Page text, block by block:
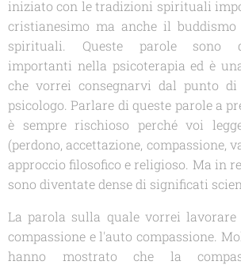
iniziato con le tradizioni spirituali
cristianesimo ma anche il
spirituali. Queste parole sono
importanti nella psicoterapia ed è
che vorrei consegnarvi dal punto di
psicologo. Parlare di queste parole a
è sempre rischioso perché voi
(perdono, accettazione, compassione,
approccio filosofico e religioso. Ma in
sono diventate dense di significati
La parola sulla quale vorrei
compassione e l'auto compassione.
hanno mostrato che la